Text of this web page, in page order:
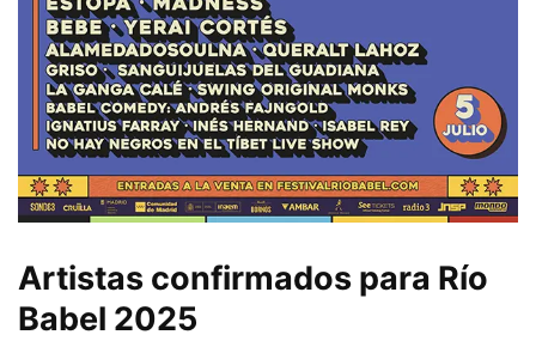
Artistas confirmados para Río
Babel 2025